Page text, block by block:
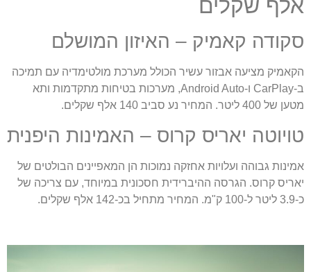
שקלים
קאמיק – האיזון המושלם
מציעה אבזור עשיר הכולל מערכת מולטימדיה עם תמיכה
ב-CarPlay ו-Android Auto, מערכות בטיחות מתקדמות ותא
400 ליטר. המחיר נע סביב 140 אלף שקלים.
יאריס קרוס – האמינות היפנית
גבוהה ועלויות אחזקה נמוכות הן המאפיינים הבולטים של
קרוס. הגרסה ההיברידית חסכונית במיוחד, עם צריכה של